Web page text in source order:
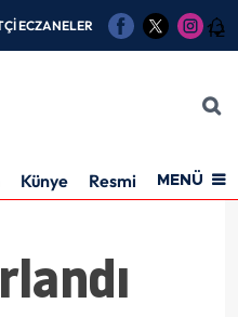
ECZANELER 12
Künye Resmi İlanMENÜ